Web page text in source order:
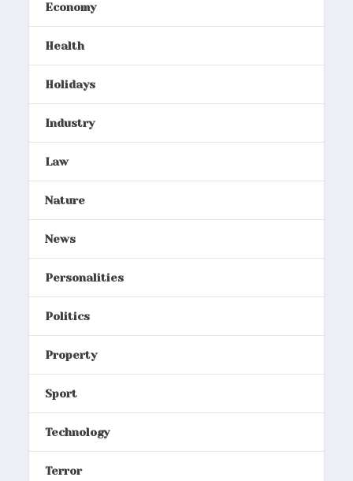
Economy
Health
Holidays
Industry
Law
Nature
News
Personalities
Politics
Property
Sport
Technology
Terror